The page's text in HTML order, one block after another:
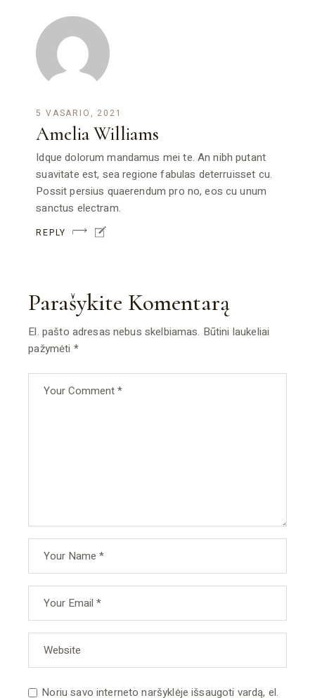
5 VASARIO, 2021
Amelia Williams
Idque dolorum mandamus mei te. An nibh putant
suavitate est, sea regione fabulas deterruisset cu.
Possit persius quaerendum pro no, eos cu unum
sanctus electram.
REPLY
Parašykite Komentarą
El. pašto adresas nebus skelbiamas. Būtini laukeliai
pažymėti *
Noriu savo interneto naršyklėje išsaugoti vardą, el.